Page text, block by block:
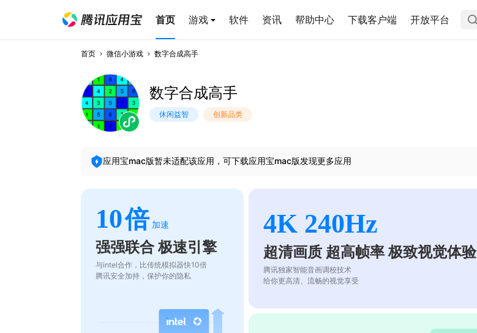
首页 游戏 软件 资讯 帮助中心 下载客户端 开放平台
首页 微信小游戏 数字合成高手
数字合成高手
休闲益智 创新品类
应用宝mac版暂未适配该应用，可下载应用宝mac版发现更多应用
10倍 加速
强强联合 极速引擎
与intel合作，比传统模拟器快10倍
腾讯安全加持，保护你的隐私
4K 240Hz
超清画质 超高帧率 极致视觉体验
腾讯独家智能音画调校技术
给你更高清、流畅的视觉享受